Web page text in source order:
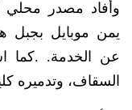
وأفاد مصدر محلي
يمن موبايل بجبل
عن الخدمة. .كما
السقاف، وتدميره